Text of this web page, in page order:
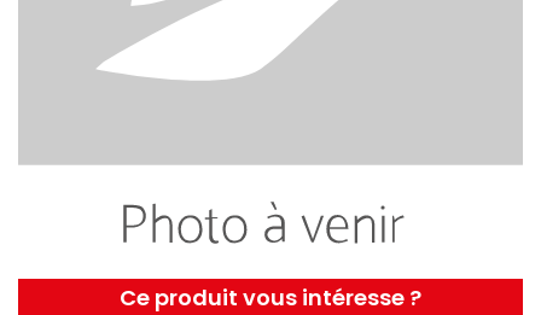
Ce produit vous intéresse ?